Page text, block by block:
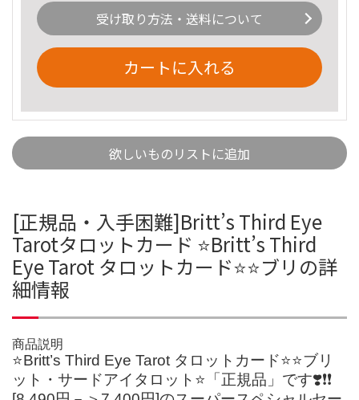
受け取り方法・送料について
カートに入れる
欲しいものリストに追加
[正規品・入手困難]Britt’s Third Eye
Tarotタロットカード ⭐️Britt’s Third
Eye Tarot タロットカード⭐️⭐️ブリの詳
細情報
商品説明
⭐️Britt’s Third Eye Tarot タロットカード⭐️⭐️ブリ
ット・サードアイタロット⭐️「正規品」です❣️❗️❗️